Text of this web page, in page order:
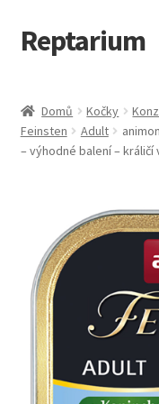
Přeskočit
na
Přejít
k
webu
Reptarium
Košík
Můj účet
Obchod
Pokladna
Vše pro kočky
Domů Kočky
Feinsten
Adult
– výhodné balení –